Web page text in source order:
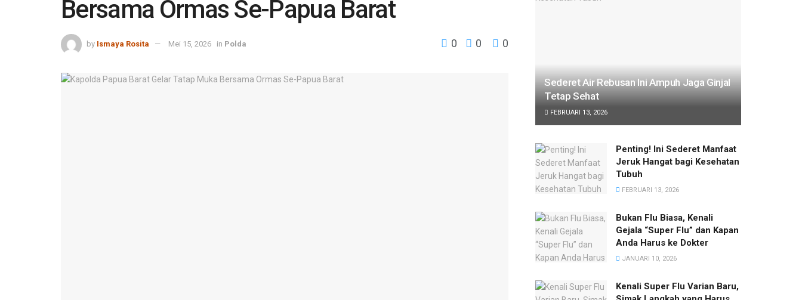
Bersama Ormas Se-Papua Barat
by Ismaya Rosita Mei 15, 2026 in Polda 0 0 0
Sederet Air Rebusan Ini Ampuh Jaga Ginjal
Tetap Sehat
FEBRUARI 13, 2026
Penting! Ini Sederet Manfaat
Jeruk Hangat bagi Kesehatan
Tubuh
FEBRUARI 13, 2026
Bukan Flu Biasa, Kenali
Gejala “Super Flu” dan Kapan
Anda Harus ke Dokter
JANUARI 10, 2026
Kenali Super Flu Varian Baru,